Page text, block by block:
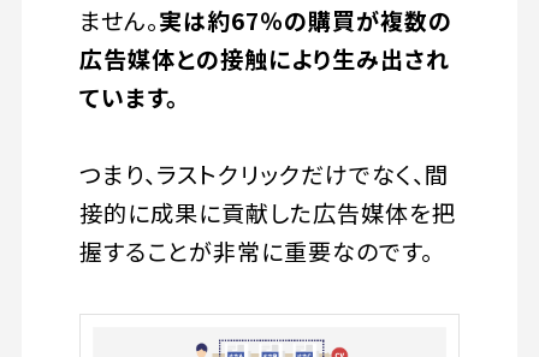
ません。実は約67％の購買が複数の
広告媒体との接触により生み出され
ています。
つまり、ラストクリックだけでなく、間
接的に成果に貢献した広告媒体を把
握することが非常に重要なのです。